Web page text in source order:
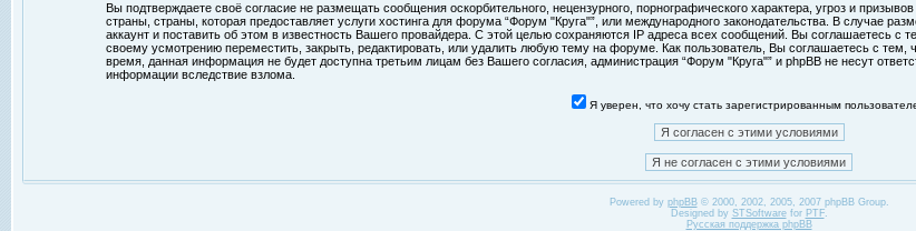
Вы подтверждаете своё согласие не размещать сообщения оскорбительного, нецензурного, порнографического характера, угроз и
страны, страны, которая предоставляет услуги хостинга для форума “Форум "Круга"”, или международного законодательства. В случае
аккаунт и поставить об этом в известность Вашего провайдера. С этой целью сохраняются IP адреса всех сообщений. Вы соглашаетесь с
своему усмотрению переместить, закрыть, редактировать, или удалить любую тему на форуме. Как пользователь, Вы соглашаетесь с
время, данная информация не будет доступна третьим лицам без Вашего согласия, администрация “Форум "Круга"” и phpBB не несут
информации вследствие взлома.
Я уверен, что хочу стать зарегистрированным
Powered by phpBB© 2000, 2002, 2005, 2007 phpBB Group.
Designed by STSoftwarefor PTF.
Русская поддержка phpBB